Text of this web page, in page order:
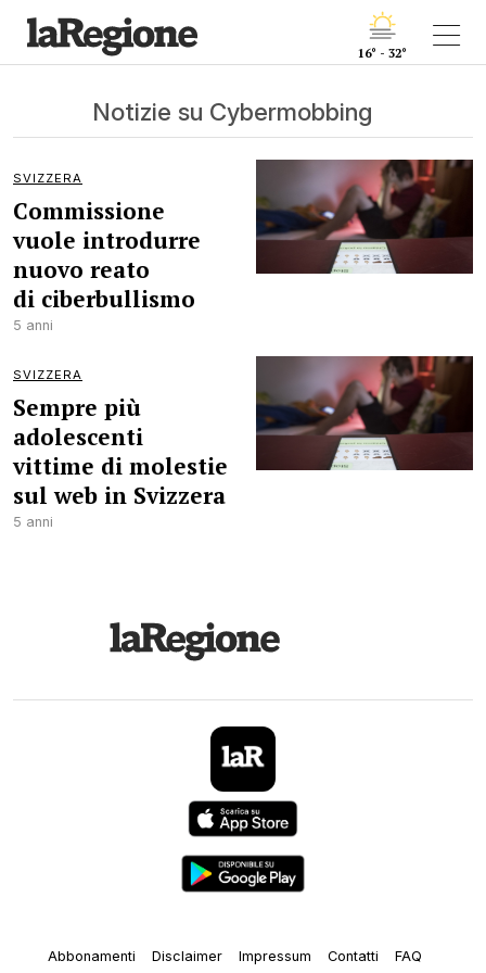
16° - 32°
Notizie su Cybermobbing
SVIZZERA
Commissione
vuole introdurre
nuovo reato
di ciberbullismo
5 anni
SVIZZERA
Sempre più
adolescenti
vittime di molestie
sul web in Svizzera
5 anni
Abbonamenti Disclaimer Impressum Contatti
FAQ